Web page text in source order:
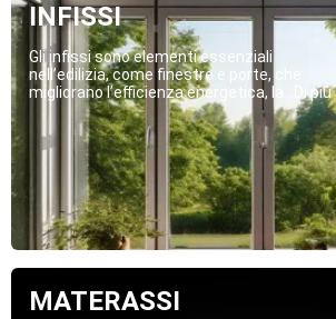
INFISSI
Gli infissi sono elementi essenziali
nell’edilizia, come finestre e porte, che
migliorano l’efficienza energetica, la...Di più
MATERASSI